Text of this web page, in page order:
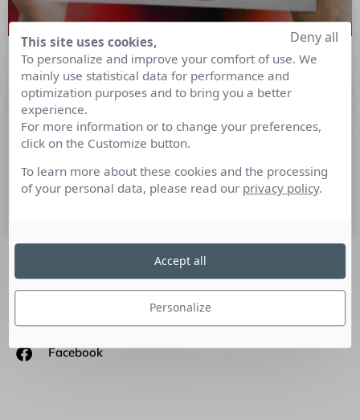
Top 10 des articles Culture RP les
plus lus écrits par des expertes
Pour la Journée Internationale des droits de la femme,
par des expertes en communication, marketing et RP.
SUIVEZ-NOUS
Facebook
This site uses cookies,
To personalize and improve your comfort of use. We
mainly use statistical data for performance and
optimization purposes and to bring you a better
experience.
For more information or to change your preferences,
click on the Customize button.
To learn more about these cookies and the processing
of your personal data, please read our privacy policy.
Personalize
Deny all
Accept all